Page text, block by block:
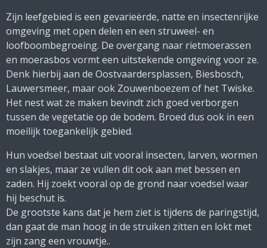
Zijn leefgebied is een gevarieërde, natte en insectenrijke
omgeving met open delen en een struweel- en
loofboombegroeing. De overgang naar rietmoerassen
en moerasbos vormt een uitstekende omgeving voor ze.
Denk hierbij aan de Oostvaardersplassen, Biesbosch,
Lauwersmeer, maar ook Zouwenboezem of het Twiske.
Het nest wat ze maken bevindt zich goed verborgen
tussen de vegetatie op de bodem. Broed dus ook in een
moeilijk toegankelijk gebied.
Hun voedsel bestaat uit vooral insecten, larven, wormen
en slakjes, maar ze vullen dit ook aan met bessen en
zaden. Hij zoekt vooral op de grond naar voedsel waar
hij beschut is.
De grootste kans dat je hem ziet is tijdens de paringstijd,
dan gaat de man hoog in de struiken zitten en lokt met
zijn zang een vrouwtje..